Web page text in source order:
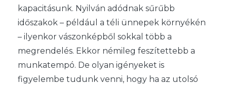
kapacitásunk. Nyilván adódnak sűrűbb
időszakok – például a téli ünnepek környékén
– ilyenkor vászonképből sokkal több a
megrendelés. Ekkor némileg feszítettebb a
munkatempó. De olyan igényeket is
figyelembe tudunk venni, hogy ha az utolsó